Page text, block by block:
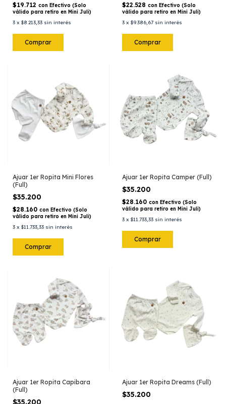
$19.712 con Efectivo (Solo
válido para retiro en Mini Juli)
3 x $8.213,33 sin interés
Comprar
$22.528 con Efectivo (Solo
válido para retiro en Mini Juli)
3 x $9.386,67 sin interés
Comprar
Ajuar 1er Ropita Mini Flores
(Full)
$35.200
$28.160 con Efectivo (Solo
válido para retiro en Mini Juli)
3 x $11.733,33 sin interés
Comprar
Ajuar 1er Ropita Camper (Full)
$35.200
$28.160 con Efectivo (Solo
válido para retiro en Mini Juli)
3 x $11.733,33 sin interés
Comprar
Ajuar 1er Ropita Capibara
(Full)
$35.200
Ajuar 1er Ropita Dreams (Full)
$35.200